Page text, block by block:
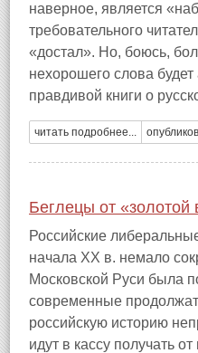
наверное, является
требовательного
«достал». Но, боюсь,
нехорошего слова
правдивой книги о
читать подробнее...
Беглецы от «золотой
Российские
начала XX в. немало
Московской Руси была
современные
российскую историю
идут в кассу получать